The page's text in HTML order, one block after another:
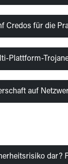
Credos für die
Plattform-
auf
dar?